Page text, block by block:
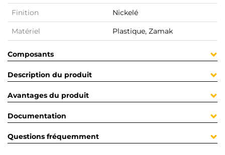
Finition Nickelé
Matériel Plastique, Zamak
Composants
Description du produit
Avantages du produit
Documentation
Questions fréquemment